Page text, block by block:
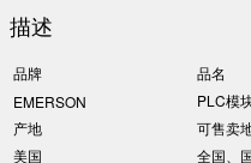
描述
品牌 品名
EMERSON
PLC模
产地
可售卖
美国
全国、